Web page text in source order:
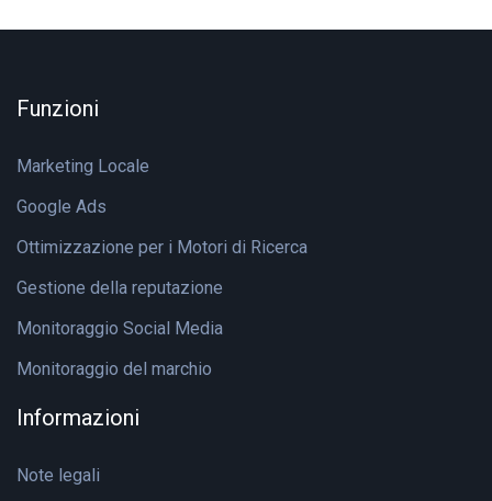
Funzioni
Marketing Locale
Google Ads
Ottimizzazione per i Motori di Ricerca
Gestione della reputazione
Monitoraggio Social Media
Monitoraggio del marchio
Informazioni
Note legali